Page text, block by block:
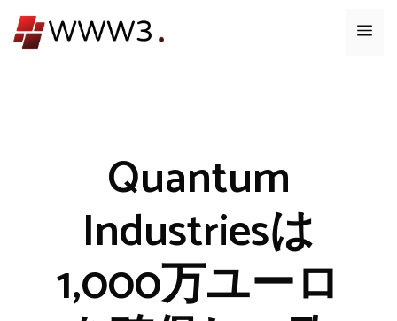
ン
メ
Quantum
Industriesは
1,000万ユーロ